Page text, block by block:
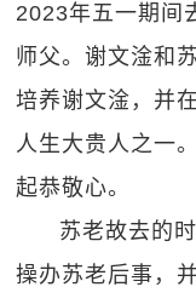
2023年五一期间
师父。谢文淦和
培养谢文淦，并
人生大贵人之一
起恭敬心。
苏老故去的
操办苏老后事，